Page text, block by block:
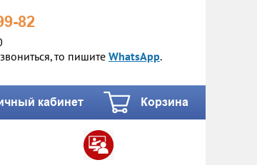
82
то пишите WhatsApp.
кабинет Корзина